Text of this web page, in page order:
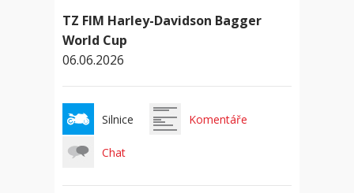
TZ FIM Harley-Davidson Bagger
World Cup
06.06.2026
Silnice Komentáře
Chat